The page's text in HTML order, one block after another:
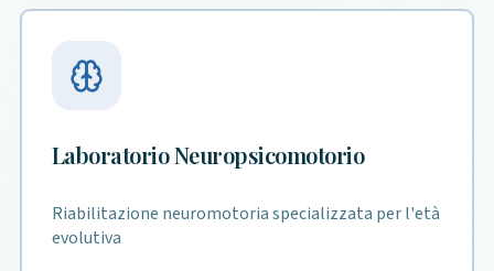
Laboratorio Neuropsicomotorio
Riabilitazione neuromotoria specializzata per l'età
evolutiva